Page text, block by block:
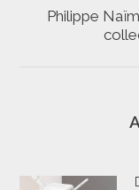
Philippe